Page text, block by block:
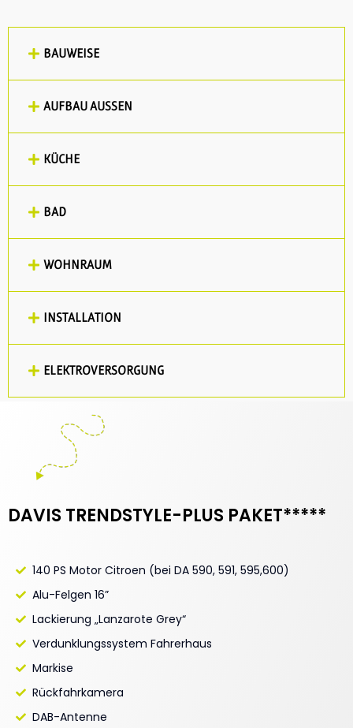
BAUWEISE
AUFBAU AUSSEN
KÜCHE
BAD
WOHNRAUM
INSTALLATION
ELEKTROVERSORGUNG
DAVIS TRENDSTYLE-PLUS PAKET*****
140 PS Motor Citroen (bei DA 590, 591, 595,600)
Alu-Felgen 16”
Lackierung „Lanzarote Grey“
Verdunklungssystem Fahrerhaus
Markise
Rückfahrkamera
DAB-Antenne